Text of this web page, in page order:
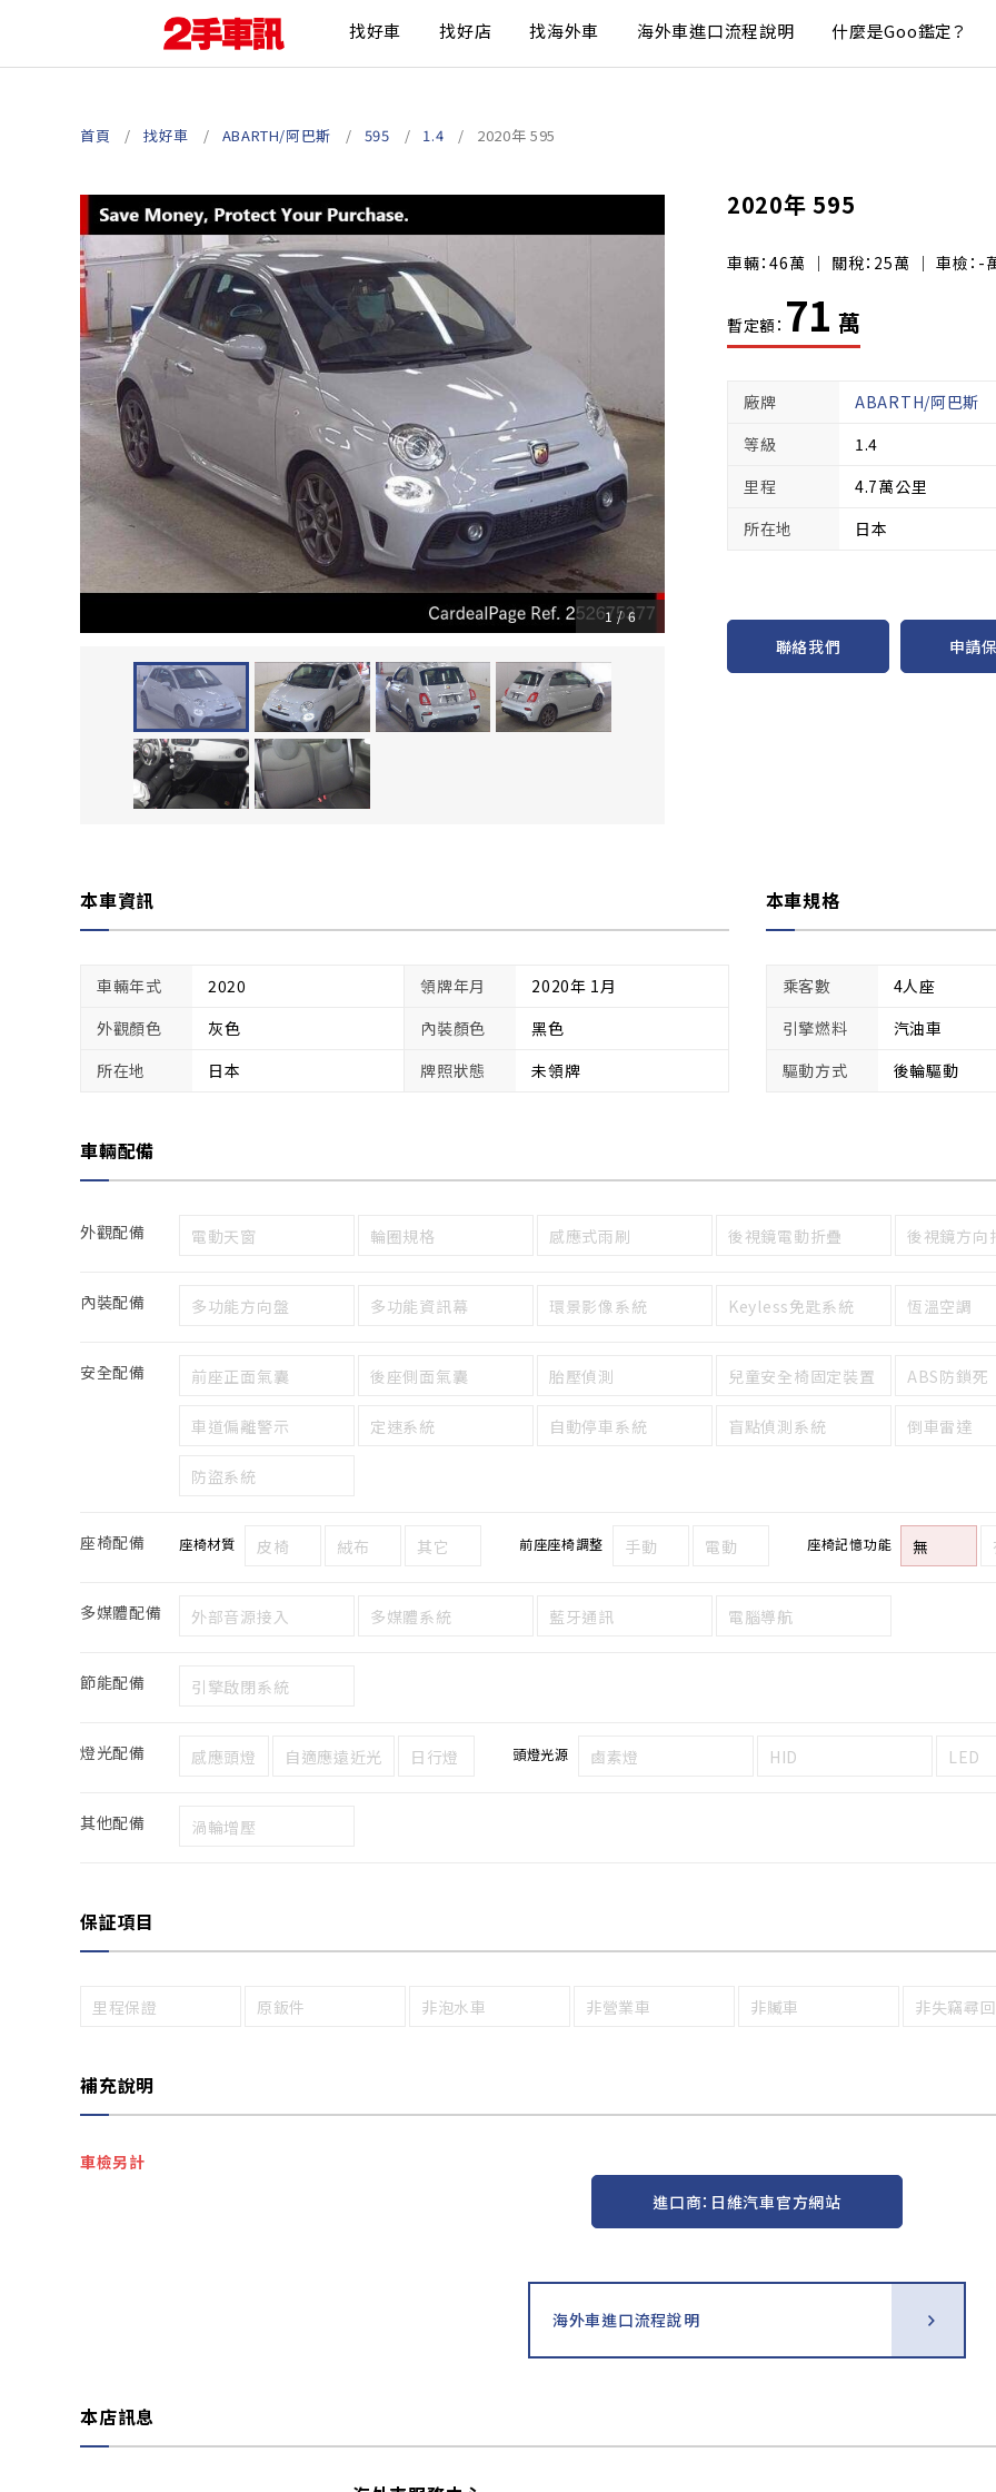
找好車 找好店 找海外車 海外車進口流程說明 什麼是Goo鑑定？
首頁 找好車 ABARTH/阿巴斯 595 1.4 2020年 595
2020年 595
車輛：46萬 ｜ 關稅：25萬 ｜ 車檢：-
暫定額： 71 萬
1/6
廠牌 ABARTH/阿巴斯
等級
1.4
里程
4.7萬公里
所在地
日本
聯絡我們 申請
本車資訊
車輛年式 2020 領牌年月
2020年 1月
外觀顏色
灰色 內裝顏色
黑色
所在地
日本 牌照狀態 未領牌
本車規格
乘客數 4人座
引擎燃料
汽油車
驅動方式
後輪驅動
車輛配備
外觀配備 電動天窗 輪圈規格 感應式雨刷 後視鏡電動折疊 後視鏡方向
內裝配備 多功能方向盤 多功能資訊幕 環景影像系統 Keyless免匙系統 恆溫空調
安全配備 前座正面氣囊 後座側面氣囊 胎壓偵測 兒童安全椅固定裝置 ABS防鎖死
車道偏離警示 定速系統 自動停車系統 盲點偵測系統 倒車雷達
防盜系統
座椅配備 座椅材質 皮椅 絨布 其它 前座座椅調整 手動 電動 座椅記憶功能 無
多媒體配備 外部音源接入 多媒體系統 藍牙通訊 電腦導航
節能配備 引擎啟閉系統
燈光配備 感應頭燈 自適應遠近光 日行燈 頭燈光源 鹵素燈 HID LED
其他配備 渦輪增壓
保証項目
里程保證 原鈑件 非泡水車 非營業車 非贓車 非失竊尋
補充說明
車檢另計
進口商：日維汽車官方網站
海外車進口流程說明
本店訊息